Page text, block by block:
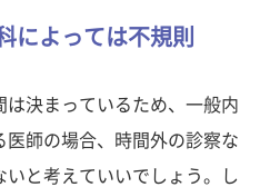
によっては不規則
は決まっているため、一般内
師の場合、時間外の診察な
いと考えていいでしょう。し